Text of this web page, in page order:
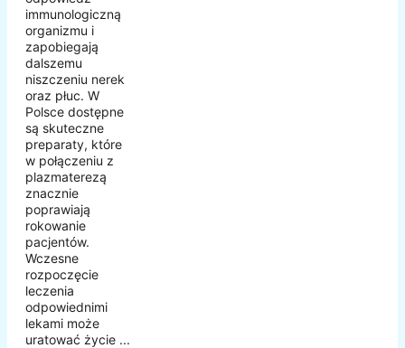
immunologiczną
organizmu i
zapobiegają
dalszemu
niszczeniu nerek
oraz płuc. W
Polsce dostępne
są skuteczne
preparaty, które
w połączeniu z
plazmaterezą
znacznie
poprawiają
rokowanie
pacjentów.
Wczesne
rozpoczęcie
leczenia
odpowiednimi
lekami może
uratować życie ...